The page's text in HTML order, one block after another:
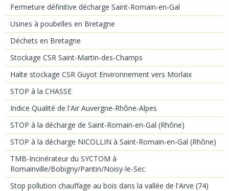
Fermeture définitive décharge Saint-Romain-en-Gal
Usines à poubelles en Bretagne
Déchets en Bretagne
Stockage CSR Saint-Martin-des-Champs
Halte stockage CSR Guyot Environnement vers Morlaix
STOP à la CHASSE
Indice Qualité de l'Air Auvergne-Rhône-Alpes
STOP à la décharge de Saint-Romain-en-Gal (Rhône)
STOP à la décharge NICOLLIN à Saint-Romain-en-Gal (Rhône)
TMB-Incinérateur du SYCTOM à
Romainville/Bobigny/Pantin/Noisy-le-Sec
Stop pollution chauffage au bois dans la vallée de l'Arve (74)